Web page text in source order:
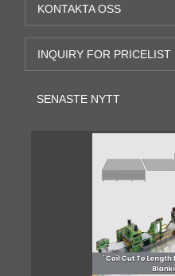
KONTAKTA OSS
INQUIRY FOR PRICELIST
SENASTE NYTT